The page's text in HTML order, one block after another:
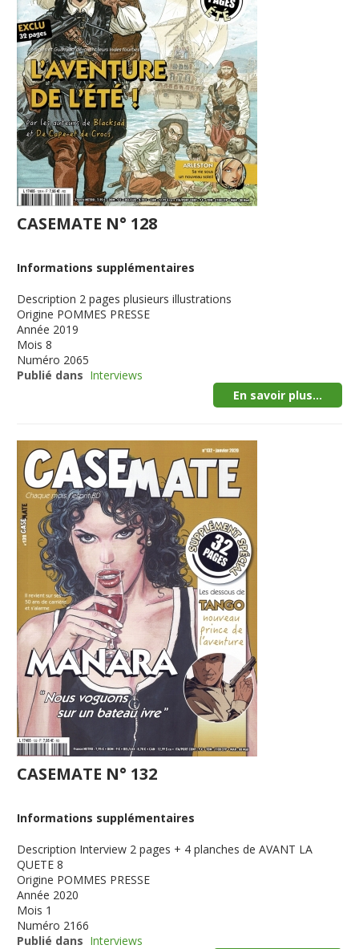
CASEMATE N° 128
Informations supplémentaires
Description 2 pages plusieurs illustrations
Origine POMMES PRESSE
Année 2019
Mois 8
Numéro 2065
Publié dans Interviews
En savoir plus...
CASEMATE N° 132
Informations supplémentaires
Description Interview 2 pages + 4 planches de AVANT LA
QUETE 8
Origine POMMES PRESSE
Année 2020
Mois 1
Numéro 2166
Publié dans Interviews